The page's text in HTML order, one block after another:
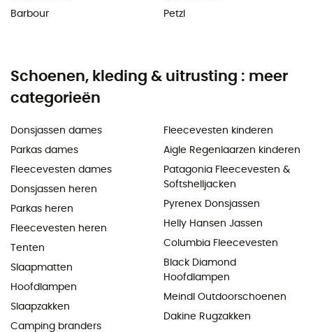
Barbour
Petzl
Schoenen, kleding & uitrusting : meer
categorieën
Donsjassen dames
Parkas dames
Fleecevesten dames
Donsjassen heren
Parkas heren
Fleecevesten heren
Tenten
Slaapmatten
Hoofdlampen
Slaapzakken
Camping branders
Fleecevesten kinderen
Aigle Regenlaarzen kinderen
Patagonia Fleecevesten &
Softshelljacken
Pyrenex Donsjassen
Helly Hansen Jassen
Columbia Fleecevesten
Black Diamond
Hoofdlampen
Meindl Outdoorschoenen
Dakine Rugzakken